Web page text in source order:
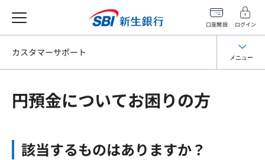
口座開設 ログイン
円預金についてお困りの方
該当するものはありますか？
カスタマーサポート メニュー